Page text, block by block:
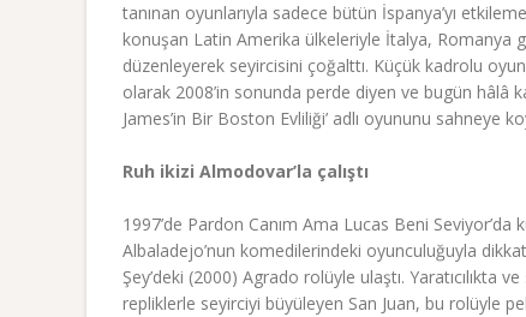
tanınan oyunlarıyla sadece bütün İspanya’yı
konuşan Latin Amerika ülkeleriyle İtalya, Romanya
düzenleyerek seyircisini çoğalttı. Küçük kadrolu
olarak 2008’in sonunda perde diyen ve bugün hâlâ
James’in Bir Boston Evliliği’ adlı oyununu sahneye
Ruh ikizi Almodovar’la çalıştı
1997’de Pardon Canım Ama Lucas Beni
Albaladejo’nun komedilerindeki oyunculuğuyla
Şey’deki (2000) Agrado rolüyle ulaştı. Yaratıcılıkta
repliklerle seyirciyi büyüleyen San Juan, bu rolüyle